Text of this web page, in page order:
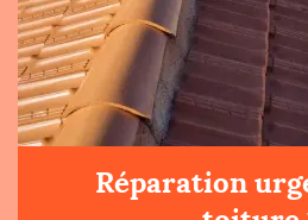
Réparation